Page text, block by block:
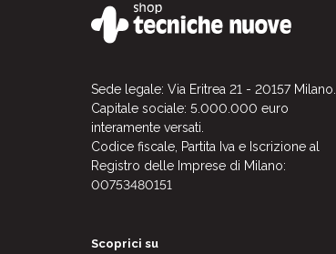
Sede legale: Via Eritrea 21 - 20157 Milano.
Capitale sociale: 5.000.000 euro
interamente versati.
Codice fiscale, Partita Iva e Iscrizione al
Registro delle Imprese di Milano:
00753480151
Scoprici su